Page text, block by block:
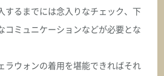
するまでには念入りなチェック、下
コミュニケーションなどが必要とな
ラウォンの着用を堪能できればそれ